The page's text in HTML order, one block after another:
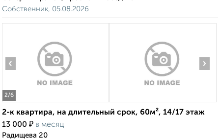
Собственник, 05.08.2026
2/6
‹ ›
2-к квартира, на длительный срок, 60м², 14/17 этаж
13 000 ₽ в месяц
Радищева 20